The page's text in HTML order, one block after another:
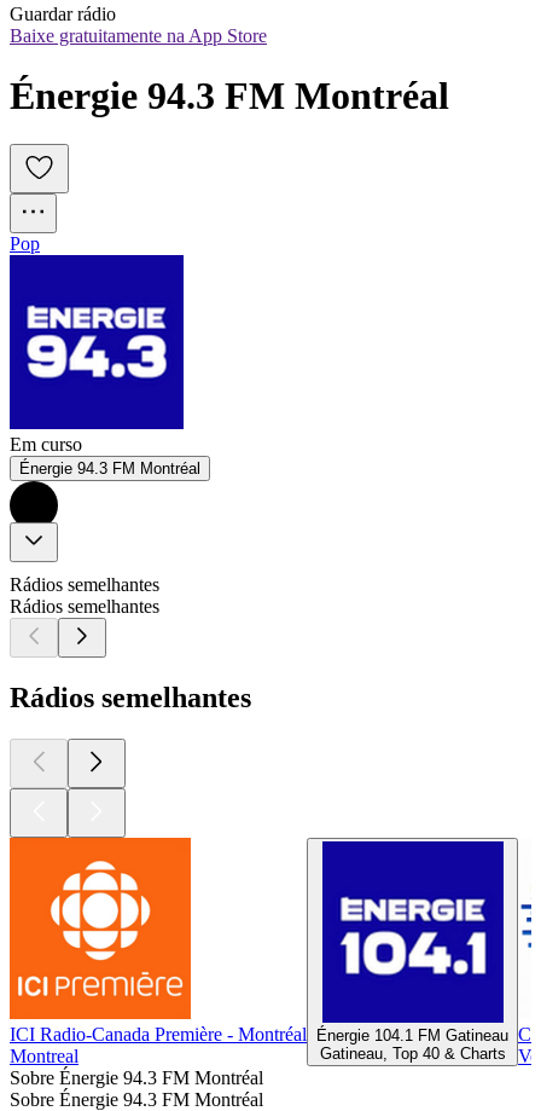
Guardar rádio
Baixe gratuitamente na App Store
Énergie 94.3 FM Montréal
Pop
Em curso
Énergie 94.3 FM Montréal
Rádios semelhantes
Rádios semelhantes
Rádios semelhantes
ICI Radio-Canada Première - Montréal
Montreal
Énergie 104.1 FM Gatineau
Gatineau, Top 40 & Charts
Sobre Énergie 94.3 FM Montréal
Sobre Énergie 94.3 FM Montréal